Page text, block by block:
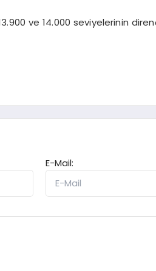
ve 14.000 seviyelerinin
E-Mail: